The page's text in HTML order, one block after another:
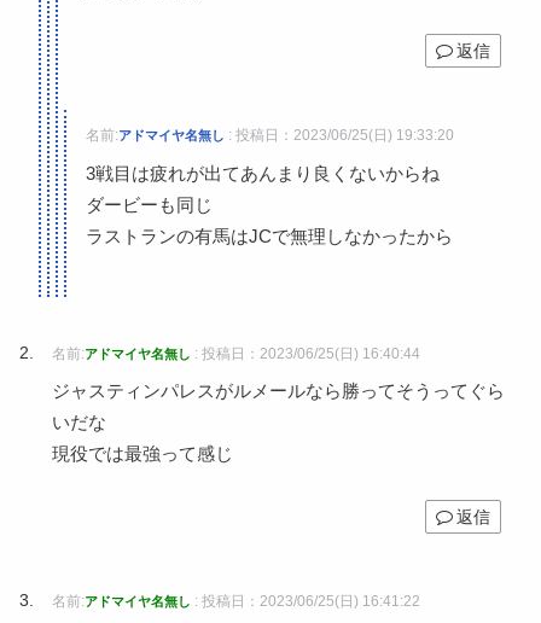
返信
名前:アドマイヤ名無し : 投稿日：2023/06/25(日) 19:33:20
3戦目は疲れが出てあんまり良くないからね
ダービーも同じ
ラストランの有馬はJCで無理しなかったから
名前:アドマイヤ名無し : 投稿日：2023/06/25(日) 16:40:44
ジャスティンパレスがルメールなら勝ってそうってぐら
いだな
現役では最強って感じ
返信
名前:アドマイヤ名無し : 投稿日：2023/06/25(日) 16:41:22